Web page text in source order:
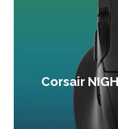
Corsair